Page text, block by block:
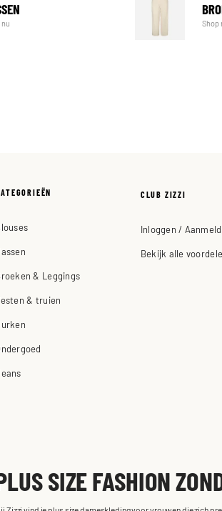
Shop
& Leggings
& truien
CLUB ZIZZI
Inloggen /
Bekijk alle
SIZE FASHION